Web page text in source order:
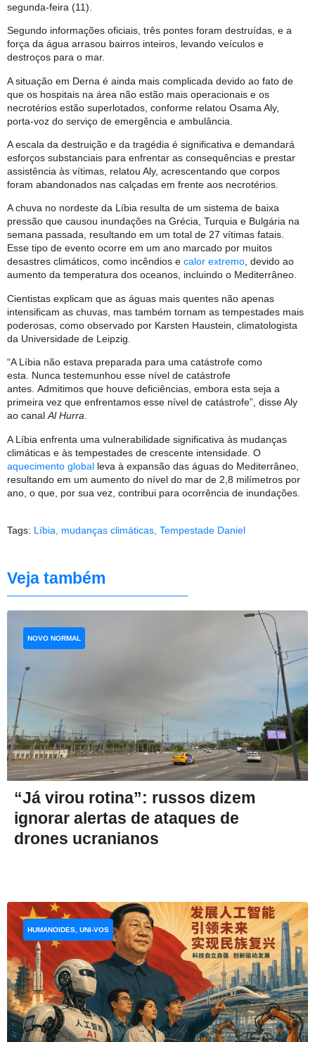
segunda-feira (11).
Segundo informações oficiais, três pontes foram destruídas, e a
força da água arrasou bairros inteiros, levando veículos e
destroços para o mar.
A situação em Derna é ainda mais complicada devido ao fato de
que os hospitais na área não estão mais operacionais e os
necrotérios estão superlotados, conforme relatou Osama Aly,
porta-voz do serviço de emergência e ambulância.
A escala da destruição e da tragédia é significativa e demandará
esforços substanciais para enfrentar as consequências e prestar
assistência às vítimas, relatou Aly, acrescentando que corpos
foram abandonados nas calçadas em frente aos necrotérios.
A chuva no nordeste da Líbia resulta de um sistema de baixa
pressão que causou inundações na Grécia, Turquia e Bulgária na
semana passada, resultando em um total de 27 vítimas fatais.
Esse tipo de evento ocorre em um ano marcado por muitos
desastres climáticos, como incêndios e calor extremo, devido ao
aumento da temperatura dos oceanos, incluindo o Mediterrâneo.
Cientistas explicam que as águas mais quentes não apenas
intensificam as chuvas, mas também tornam as tempestades mais
poderosas, como observado por Karsten Haustein, climatologista
da Universidade de Leipzig.
“A Líbia não estava preparada para uma catástrofe como
esta. Nunca testemunhou esse nível de catástrofe
antes. Admitimos que houve deficiências, embora esta seja a
primeira vez que enfrentamos esse nível de catástrofe”, disse Aly
ao canal Al Hurra
A Líbia enfrenta uma vulnerabilidade significativa às mudanças
climáticas e às tempestades de crescente intensidade. O
aquecimento global leva à expansão das águas do Mediterrâneo,
resultando em um aumento do nível do mar de 2,8 milímetros por
ano, o que, por sua vez, contribui para ocorrência de inundações.
Tags: Líbia mudanças climáticas Tempestade Daniel
Veja também
“Já virou rotina”: russos dizem
ignorar alertas de ataques de
drones ucranianos
NOVO NORMAL
HUMANOIDES, UNI-VOS